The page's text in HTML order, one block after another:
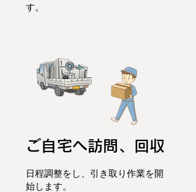
す。
ご自宅へ訪問、回収
日程調整をし、 引き取り作業を開
始します。